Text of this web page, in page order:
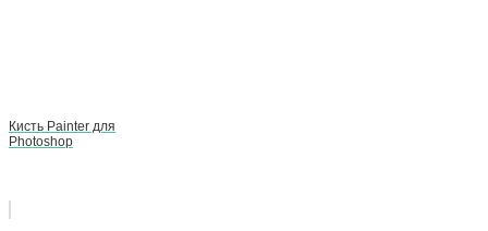
Кисть Painter для
Photoshop